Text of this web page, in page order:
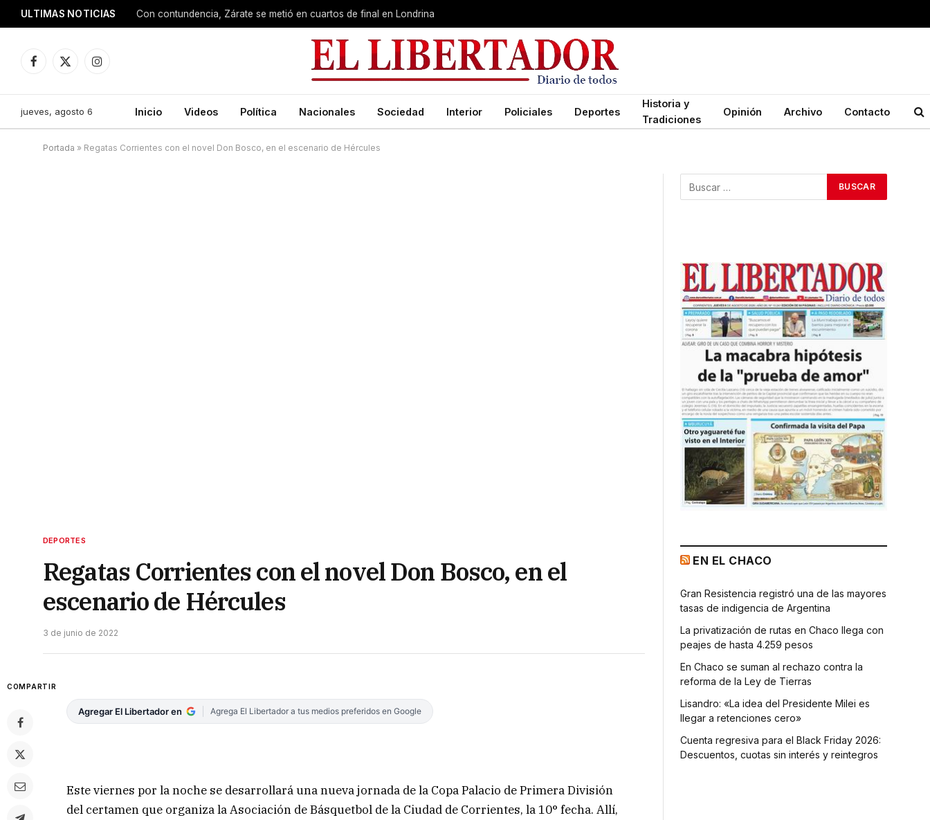
ULTIMAS NOTICIAS Con contundencia, Zárate se metió en cuartos de final en Londrina
Facebook
X
Instagram
jueves, agosto 6 Inicio Videos Política Nacionales Sociedad Interior Policiales Deportes
Historia y
Tradiciones
Opinión Archivo Contacto
Portada » Regatas Corrientes con el novel Don Bosco, en el escenario de Hércules
DEPORTES
Regatas Corrientes con el novel Don Bosco, en el
escenario de Hércules
3 de junio de 2022
COMPARTIR
Agregar El Libertador en Agrega El Libertador a tus medios preferidos en Google
Este viernes por la noche se desarrollará una nueva jornada de la Copa Palacio de Primera División
del certamen que organiza la Asociación de Básquetbol de la Ciudad de Corrientes, la 10° fecha. Allí,
EN EL CHACO
Gran Resistencia registró una de las mayores
tasas de indigencia de Argentina
La privatización de rutas en Chaco llega con
peajes de hasta 4.259 pesos
En Chaco se suman al rechazo contra la
reforma de la Ley de Tierras
Lisandro: «La idea del Presidente Milei es
llegar a retenciones cero»
Cuenta regresiva para el Black Friday 2026:
Descuentos, cuotas sin interés y reintegros